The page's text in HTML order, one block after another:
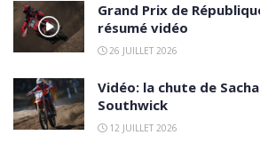
Grand Prix de
résumé vidéo
26 JUILLET 2026
Vidéo: la chute de
Southwick
12 JUILLET 2026